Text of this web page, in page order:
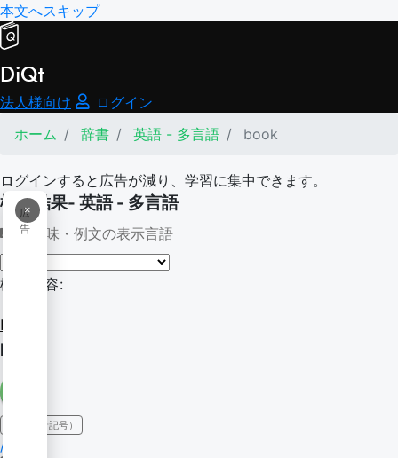
本文へスキップ
DiQt
法人様向け
ログイン
ホーム
辞書 英語 - 多言語 book
ログインすると広告が減り、学習に集中できます。
×
広
告
検索結果- 英語 - 多言語
意味・例文の表示言語
検索内容:
book
book
IPA（発音記号）
/bʊk/